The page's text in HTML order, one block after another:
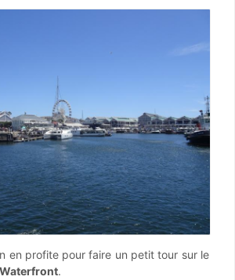
en profite pour faire un petit tour sur le
.